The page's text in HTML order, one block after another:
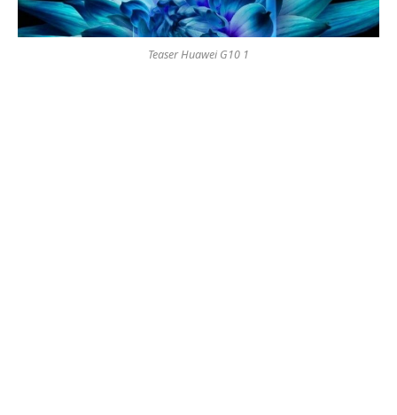
Teaser Huawei G10 1